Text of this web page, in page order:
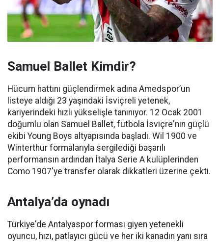
Samuel Ballet Kimdir?
Hücum hattını güçlendirmek adına Amedspor’un
listeye aldığı 23 yaşındaki İsviçreli yetenek,
kariyerindeki hızlı yükselişle tanınıyor. 12 Ocak 2001
doğumlu olan Samuel Ballet, futbola İsviçre'nin güçlü
ekibi Young Boys altyapısında başladı. Wil 1900 ve
Winterthur formalarıyla sergilediği başarılı
performansın ardından İtalya Serie A kulüplerinden
Como 1907'ye transfer olarak dikkatleri üzerine çekti.
Antalya’da oynadı
Türkiye'de Antalyaspor forması giyen yetenekli
oyuncu, hızı, patlayıcı gücü ve her iki kanadın yanı sıra